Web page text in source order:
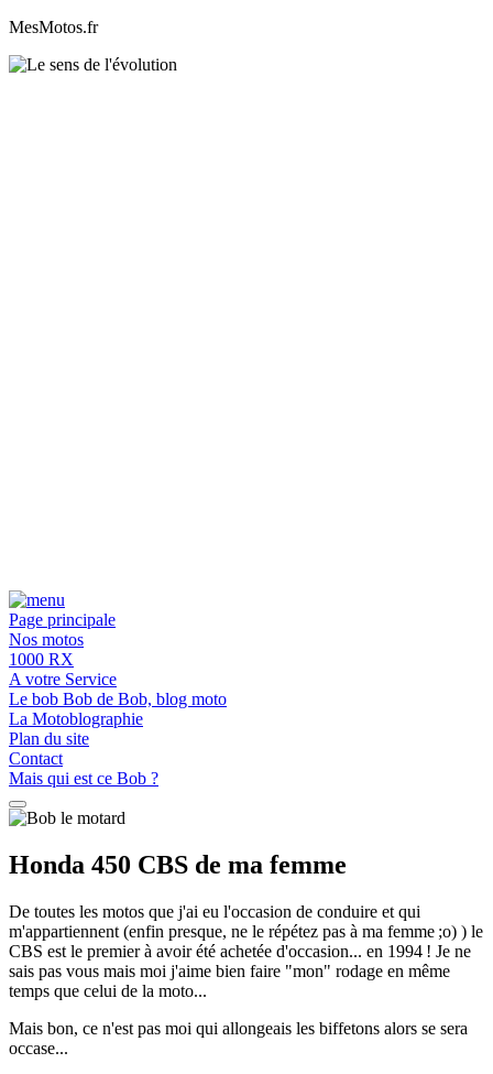
MesMotos.fr
Page principale
Nos motos
1000 RX
A votre Service
Le bob Bob de Bob, blog moto
La Motoblographie
Plan du site
Contact
Mais qui est ce Bob ?
Honda 450 CBS de ma femme
De toutes les motos que j'ai eu l'occasion de conduire et qui
m'appartiennent (enfin presque, ne le répétez pas à ma femme ;o) ) le
CBS est le premier à avoir été achetée d'occasion... en 1994 ! Je ne
sais pas vous mais moi j'aime bien faire "mon" rodage en même
temps que celui de la moto...
Mais bon, ce n'est pas moi qui allongeais les biffetons alors se sera
occase...